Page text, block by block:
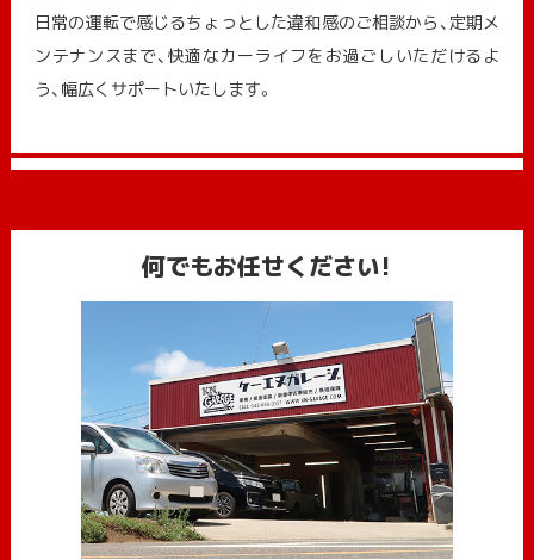
日常の運転で感じるちょっとした違和感のご相談から、定期メ
ンテナンスまで、快適なカーライフをお過ごしいただけるよ
う、幅広くサポートいたします。
何でもお任せください!